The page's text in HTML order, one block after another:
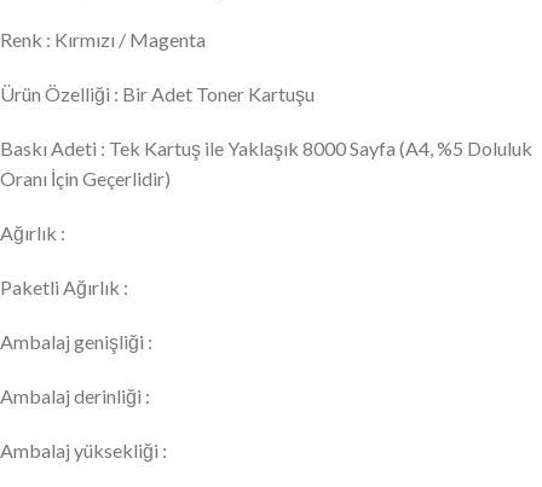
Renk : Kırmızı / Magenta
Ürün Özelliği : Bir Adet Toner Kartuşu
Baskı Adeti : Tek Kartuş ile Yaklaşık 8000 Sayfa (A4, %5 Doluluk
Oranı İçin Geçerlidir)
Ağırlık :
Paketli Ağırlık :
Ambalaj genişliği :
Ambalaj derinliği :
Ambalaj yüksekliği :